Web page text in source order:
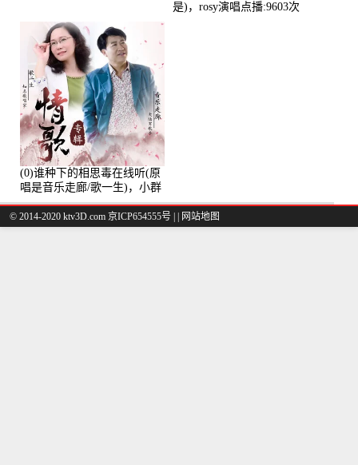
是)，rosy演唱点播:9603次
(0)谁种下的相思毒在线听(原
唱是音乐走廊/歌一生)，小群
演唱点播:8975次
© 2014-2020 ktv3D.com 京ICP654555号 | 网站地图